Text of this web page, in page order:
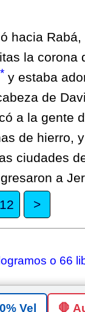
hacia
la corona
* y estaba
de
a la gente
de hierro,
ciudades
a
12 >
o 66
🛑